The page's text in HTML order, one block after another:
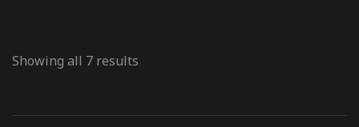
Showing all 7 results